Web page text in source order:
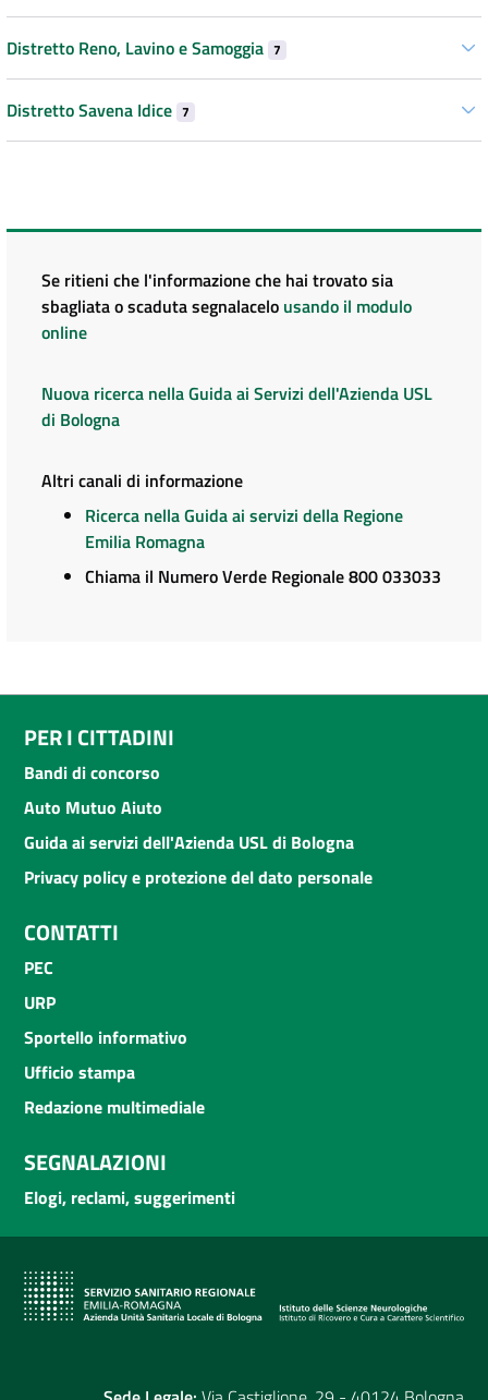
Distretto Reno, Lavino e Samoggia 7
Distretto Savena Idice 7
Se ritieni che l'informazione che hai trovato sia
sbagliata o scaduta segnalacelo usando il modulo
online
Nuova ricerca nella Guida ai Servizi dell'Azienda USL
di Bologna
Altri canali di informazione
Ricerca nella Guida ai servizi della Regione
Emilia Romagna
Chiama il Numero Verde Regionale 800 033033
PER I CITTADINI
Bandi di concorso
Auto Mutuo Aiuto
Guida ai servizi dell'Azienda USL di Bologna
Privacy policy e protezione del dato personale
CONTATTI
PEC
URP
Sportello informativo
Ufficio stampa
Redazione multimediale
SEGNALAZIONI
Elogi, reclami, suggerimenti